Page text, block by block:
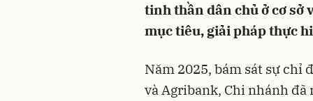
tinh thần dân chủ ở cơ sở
mục tiêu, giải pháp thực
Năm 2025, bám sát sự chỉ
và Agribank, Chi nhánh